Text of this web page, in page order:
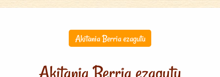
Akitania Berria ezagutu